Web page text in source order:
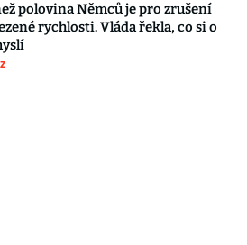
polovina Němců je pro zrušení
rychlosti. Vláda řekla, co si o